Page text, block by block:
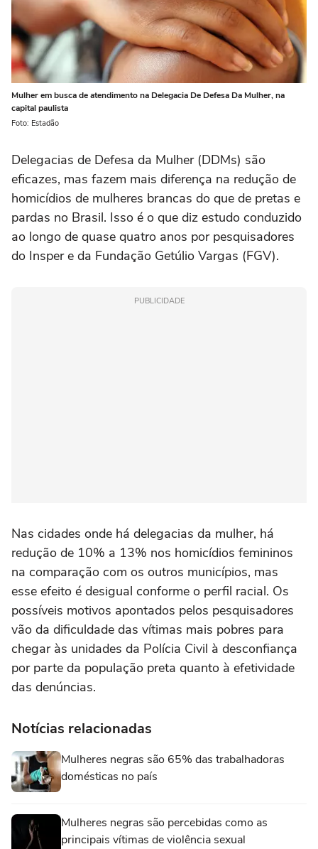
Mulher em busca de atendimento na Delegacia De Defesa Da Mulher, na
capital paulista
Foto: Estadão
Delegacias de Defesa da Mulher (DDMs) são
eficazes, mas fazem mais diferença na redução de
homicídios de mulheres brancas do que de pretas e
pardas no Brasil. Isso é o que diz estudo conduzido
ao longo de quase quatro anos por pesquisadores
do Insper e da Fundação Getúlio Vargas (FGV).
PUBLICIDADE
Nas cidades onde há delegacias da mulher, há
redução de 10% a 13% nos homicídios femininos
na comparação com os outros municípios, mas
esse efeito é desigual conforme o perfil racial. Os
possíveis motivos apontados pelos pesquisadores
vão da dificuldade das vítimas mais pobres para
chegar às unidades da Polícia Civil à desconfiança
por parte da população preta quanto à efetividade
das denúncias.
Notícias relacionadas
Mulheres negras são 65% das trabalhadoras
domésticas no país
Mulheres negras são percebidas como as
principais vítimas de violência sexual